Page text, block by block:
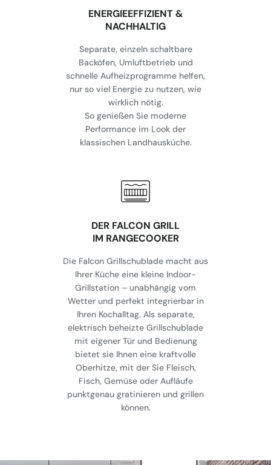
⁠ENERGIEEFFIZIENT &
NACHHALTIG
Separate, einzeln schaltbare
Backöfen, Umluftbetrieb und
schnelle Aufheizprogramme helfen,
nur so viel Energie zu nutzen, wie
wirklich nötig.
So genießen Sie moderne
Performance im Look der
klassischen Landhausküche.
DER FALCON GRILL
IM RANGECOOKER
Die Falcon Grillschublade macht aus
Ihrer Küche eine kleine Indoor-
Grillstation – unabhängig vom
Wetter und perfekt integrierbar in
Ihren Kochalltag. Als separate,
elektrisch beheizte Grillschublade
mit eigener Tür und Bedienung
bietet sie Ihnen eine kraftvolle
Oberhitze, mit der Sie Fleisch,
Fisch, Gemüse oder Aufläufe
punktgenau gratinieren und grillen
können.